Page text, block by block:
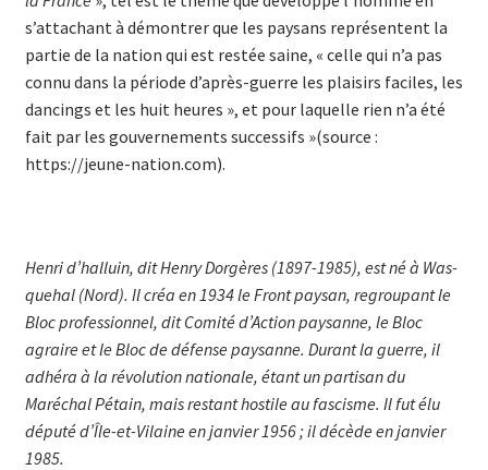
s’attachant à démontrer que les paysans représentent la
partie de la nation qui est restée saine, « celle qui n’a pas
connu dans la période d’après-guerre les plaisirs faciles, les
dancings et les huit heures », et pour laquelle rien n’a été
fait par les gouvernements successifs »(source :
https://jeune-nation.com).
Henri d’halluin, dit Henry Dorgères (1897-1985), est né à Was­
quehal (Nord). Il créa en 1934 le Front paysan, regroupant le
Bloc pro­fessionnel, dit Comité d’Action paysanne, le Bloc
agraire et le Bloc de défense paysanne. Durant la guerre, il
adhéra à la révolution nationale, étant un partisan du
Maréchal Pétain, mais restant hostile au fascisme. Il fut élu
député d’Île-et-Vilaine en janvier 1956 ; il décède en janvier
1985.